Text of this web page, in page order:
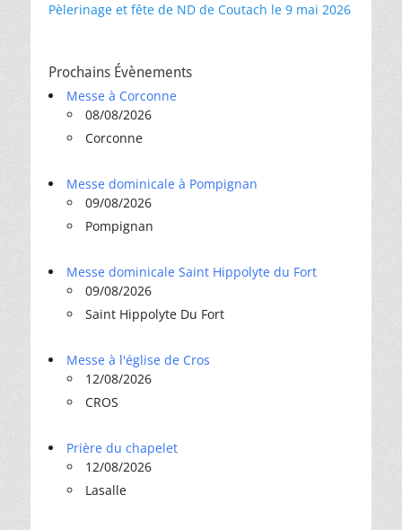
Pèlerinage et fête de ND de Coutach le 9 mai 2026
Prochains Évènements
Messe à Corconne
08/08/2026
Corconne
Messe dominicale à Pompignan
09/08/2026
Pompignan
Messe dominicale Saint Hippolyte du Fort
09/08/2026
Saint Hippolyte Du Fort
Messe à l'église de Cros
12/08/2026
CROS
Prière du chapelet
12/08/2026
Lasalle